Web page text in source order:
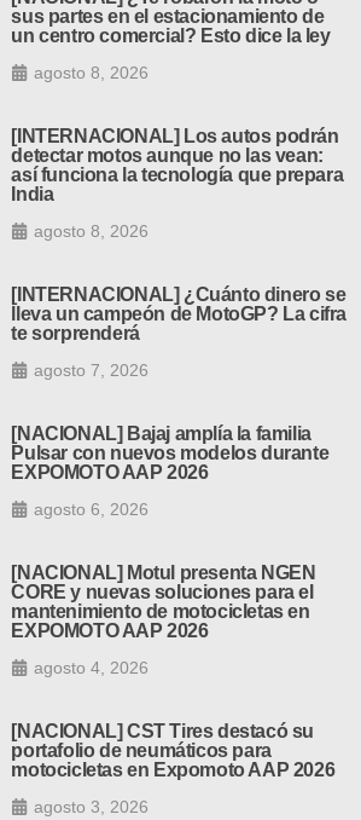
sus partes en el estacionamiento de
un centro comercial? Esto dice la ley
agosto 8, 2026
[INTERNACIONAL] Los autos podrán
detectar motos aunque no las vean:
así funciona la tecnología que prepara
India
agosto 8, 2026
[INTERNACIONAL] ¿Cuánto dinero se
lleva un campeón de MotoGP? La cifra
te sorprenderá
agosto 7, 2026
[NACIONAL] Bajaj amplía la familia
Pulsar con nuevos modelos durante
EXPOMOTO AAP 2026
agosto 6, 2026
[NACIONAL] Motul presenta NGEN
CORE y nuevas soluciones para el
mantenimiento de motocicletas en
EXPOMOTO AAP 2026
agosto 4, 2026
[NACIONAL] CST Tires destacó su
portafolio de neumáticos para
motocicletas en Expomoto AAP 2026
agosto 3, 2026